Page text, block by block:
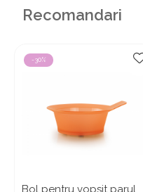
Recomandari
-30%